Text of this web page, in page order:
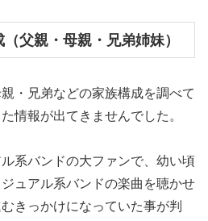
父親・母親・兄弟姉妹）
・兄弟などの家族構成を調べて
情報が出てきませんでした。
系バンドの大ファンで、幼い頃
ュアル系バンドの楽曲を聴かせ
きっかけになっていた事が判